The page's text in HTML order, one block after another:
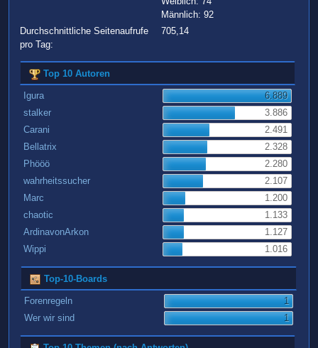
Männlich: 92
Durchschnittliche Seitenaufrufe
pro Tag:
705,14
Top 10 Autoren
Igura
6.889
stalker
3.886
Carani
2.491
Bellatrix
2.328
Phööö
2.280
wahrheitssucher
2.107
Marc
1.200
chaotic
1.133
ArdinavonArkon
1.127
Wippi
1.016
Top-10-Boards
Forenregeln
1
Wer wir sind
1